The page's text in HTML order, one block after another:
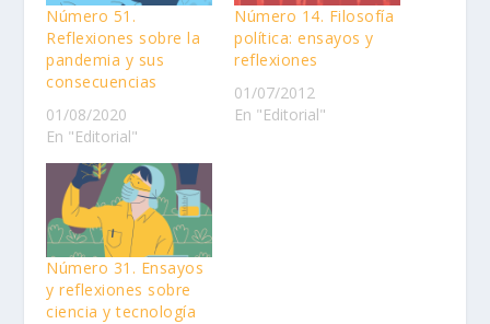
Número 51.
Reflexiones sobre la
pandemia y sus
consecuencias
01/08/2020
En "Editorial"
Número 14. Filosofía
política: ensayos y
reflexiones
01/07/2012
En "Editorial"
Número 31. Ensayos
y reflexiones sobre
ciencia y tecnología